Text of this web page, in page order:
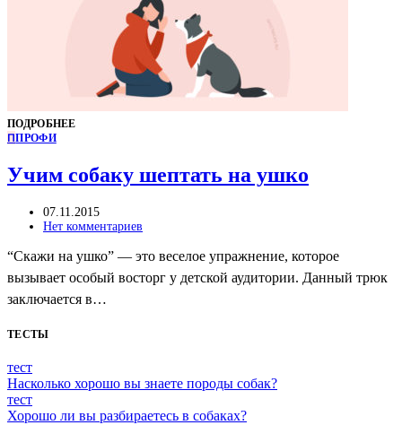
ПОДРОБНЕЕ
ППРОФИ
Учим собаку шептать на ушко
07.11.2015
Нет комментариев
“Скажи на ушко” — это веселое упражнение, которое
вызывает особый восторг у детской аудитории. Данный трюк
заключается в…
ТЕСТЫ
тест
Насколько хорошо вы знаете породы собак?
тест
Хорошо ли вы разбираетесь в собаках?